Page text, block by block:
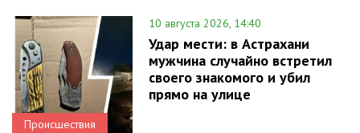
Происшествия
10 августа 2026, 14:40
Удар мести: в Астрахани
мужчина случайно встретил
своего знакомого и убил
прямо на улице